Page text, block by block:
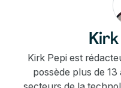
Kirk Pepi est
possède plus de